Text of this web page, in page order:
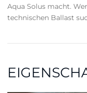
Aqua Solus macht.
technischen Ballast